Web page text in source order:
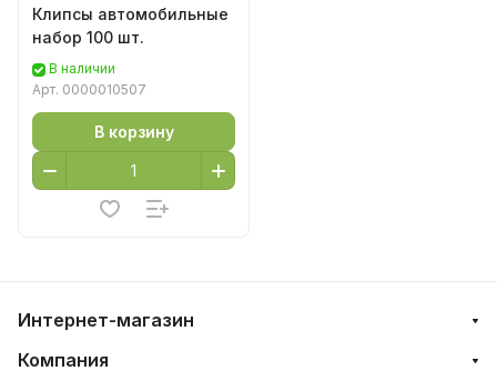
Клипсы автомобильные
набор 100 шт.
В наличии
Арт. 0000010507
В корзину
Интернет-магазин
Компания